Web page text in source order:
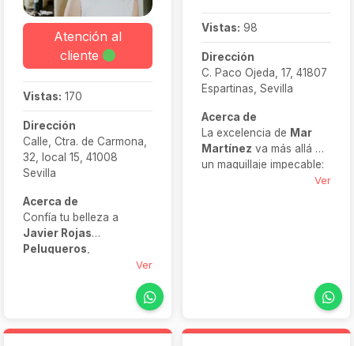
Atención al
cliente
Vistas: 170
Dirección
Calle, Ctra. de Carmona,
32, local 15, 41008
Sevilla
Acerca de
Confía tu belleza a
Javier Rojas
Peluqueros
especialistas en novias
cercano y personalizado
para que cada novia se
sienta como en casa.
Ver
Vistas: 98
Dirección
C. Paco Ojeda, 17, 41807
Espartinas, Sevilla
Acerca de
La excelencia de Mar
Martínez va más allá de
un maquillaje impecable:
multiculturales (hindúes,
hacen que novias e
Ver